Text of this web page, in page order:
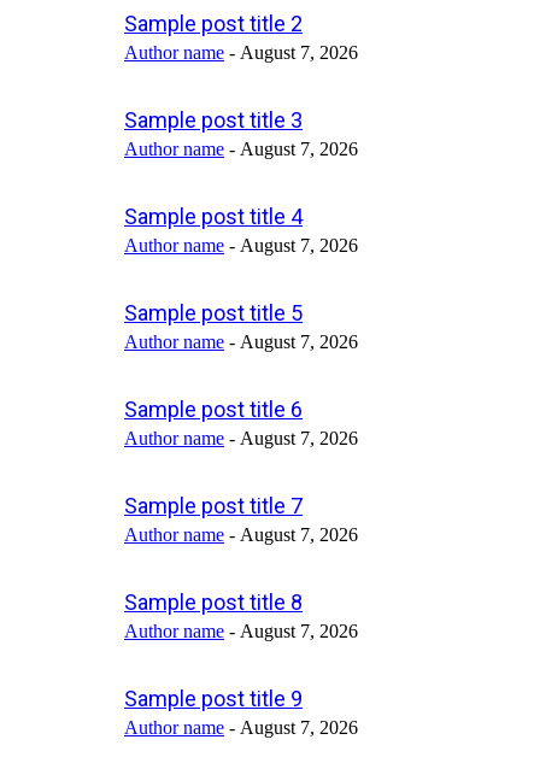
Sample post title 2
Author name - August 7, 2026
Sample post title 3
Author name - August 7, 2026
Sample post title 4
Author name - August 7, 2026
Sample post title 5
Author name - August 7, 2026
Sample post title 6
Author name - August 7, 2026
Sample post title 7
Author name - August 7, 2026
Sample post title 8
Author name - August 7, 2026
Sample post title 9
Author name - August 7, 2026